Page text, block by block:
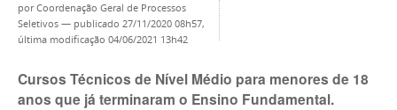
porCoordenação Geral de Processos
Seletivos — publicado 27/11/2020 08h57,
última modificação 04/06/2021 13h42
Cursos Técnicos de Nível Médio para menores de 18
anos que já terminaram o Ensino Fundamental.